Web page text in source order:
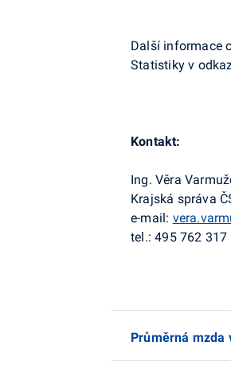
Další informace
Statistiky v
Kontakt:
Ing. Věra
Krajská správa
e-mail:
tel.: 495 762 317
Průměrná mzda